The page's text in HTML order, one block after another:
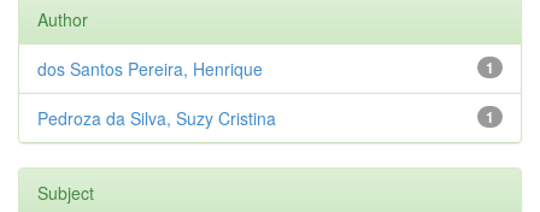
Author
1
dos Santos Pereira, Henrique
1
Pedroza da Silva, Suzy Cristina
Subject